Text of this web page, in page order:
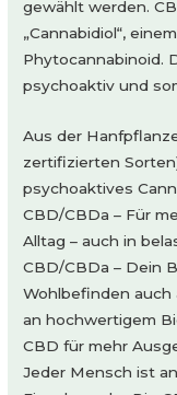
gewählt werden.
„Cannabidiol“,
Phytocannabinoid.
psychoaktiv und
Aus der
zertifizierten
psychoaktives
CBD/CBDa – Für
Alltag – auch in
CBD/CBDa – Dein
Wohlbefinden auch
an hochwertigem
CBD für mehr
Jeder Mensch ist